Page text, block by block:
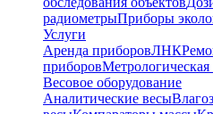
радиометрыПриборы
Услуги
Аренда приборовЛНК
приборовМетрологическая
Весовое оборудование
Аналитические весы